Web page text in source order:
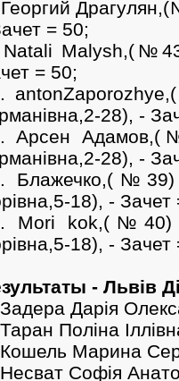
= 50;
Natali
= 50;
28), -
Арсен
28), -
18), -
Mori
18), -
- Львів
Дарія
Поліна
Марина
Софія